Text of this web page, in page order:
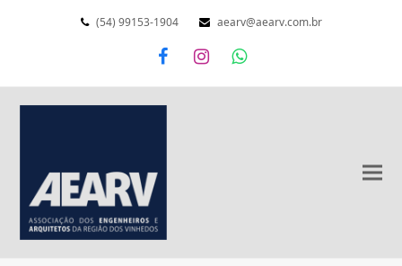
(54) 99153-1904 aearv@aearv.com.br
Facebook
InstagramWhatsapp